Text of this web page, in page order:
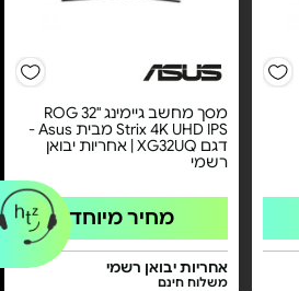
מסך מחשב גיימינג ''32 ROG
Strix 4K UHD IPS מבית Asus -
דגם XG32UQ | אחריות יבואן
רשמי
מחיר מיוחד
אחריות יבואן רשמי
משלוח חינם